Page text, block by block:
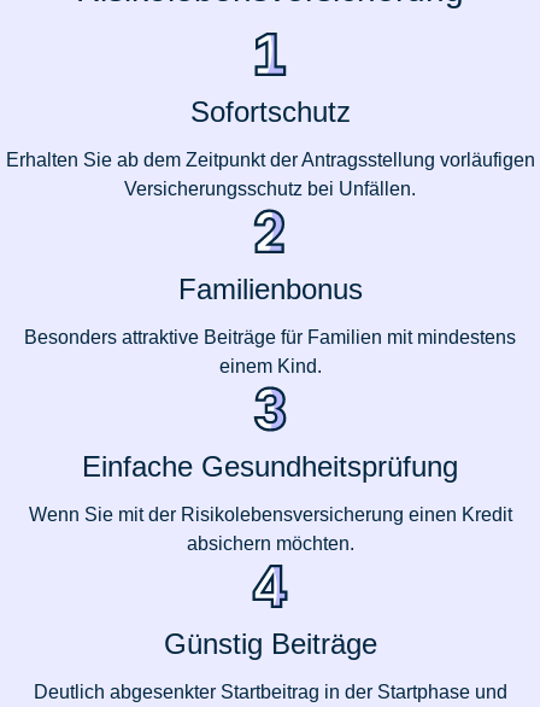
Sofortschutz
Erhalten Sie ab dem Zeitpunkt der Antragsstellung vorläufigen
Versicherungsschutz bei Unfällen.
Familienbonus
Besonders attraktive Beiträge für Familien mit mindestens
einem Kind.
Einfache Gesundheitsprüfung
Wenn Sie mit der Risikolebensversicherung einen Kredit
absichern möchten.
Günstig Beiträge
Deutlich abgesenkter Startbeitrag in der Startphase und